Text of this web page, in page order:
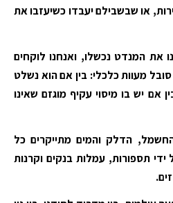
או שבשבילם יעבדו כשיעזבו את
את המנדט נכשלו, ואנחנו לוקחים
סובל מעוות כלכלי: בין אם הוא נשלט
אם יש בו מיסוי עקיף מוגזם שאינו
הדלק והמים מתייקרים כל
ידי תספורות, עמלות בנקים וקרנות